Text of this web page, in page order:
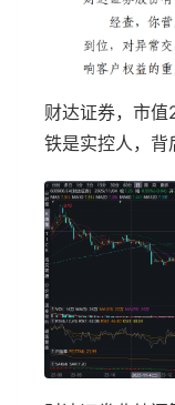
财达证券，市
铁是实控人，背